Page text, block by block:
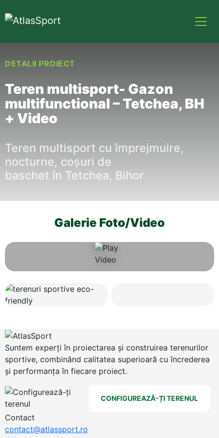
DETALII PROIECT
Teren multisport- Gazon
multifunctional – Tetchea, BH
+ Video
Teren multisport cuîmprejmuire,
nocturne, coșuri de
baschetîn Tetchea, Bihor
Galerie Foto/Video
Suntem experți în proiectarea și construirea terenurilor
sportive, combinând calitatea superioară cu încrederea
și performanța în fiecare proiect.
CONFIGUREAZĂ-ȚI TERENUL
Contact
contact@atlassport.ro